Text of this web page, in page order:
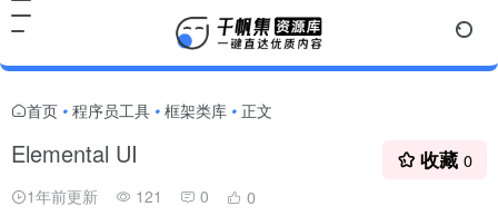
首页 • 程序员工具 • 框架类库 • 正文
Elemental UI
1年前更新 121 0 0
收藏 0